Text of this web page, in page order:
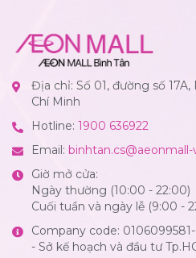
Địa chỉ: Số 01, đường số
Chí Minh
Hotline: 1900 636922
Email:
Giờ mở cửa:
Ngày thường (10:00 - 22:00)
Cuối tuần và ngày lễ (9:00 -
Company code:
- Sở kế hoạch và đầu tư